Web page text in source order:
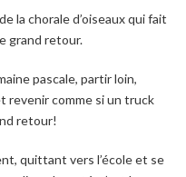
la chorale d’oiseaux qui fait
grand retour.
pascale, partir loin,
revenir comme si un truck
retour!
quittant vers l’école et se